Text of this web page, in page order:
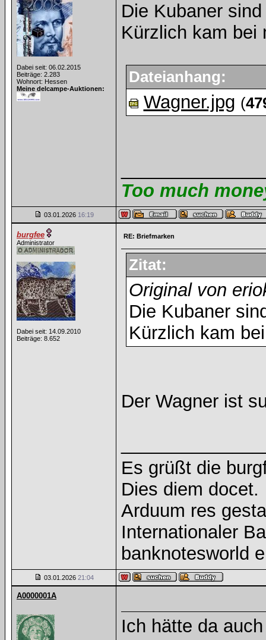
Dabei seit: 06.02.2015
Beiträge: 2.283
Wohnort: Hessen
Meine delcampe-Auktionen:
Die Kubaner
Kürzlich kam bei
Dateianhang:
Wagner.jpg (
Too much
03.01.2026 16:19
burgfee
Administrator
Dabei seit: 14.09.2010
Beiträge: 8.652
RE: Briefmarken
Zitat:
Original von
Die Kubaner
Kürzlich kam
Der Wagner ist
Es grüßt die
Dies diem docet.
Arduum res
Internationaler
banknotesworld
03.01.2026 21:04
A0000001A
Ich hätte da